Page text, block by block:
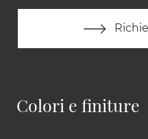
Colori e finiture